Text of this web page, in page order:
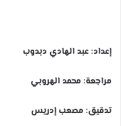
إعداد: عبد الهادي دبدوب
مراجعة: محمد الهروبي
تدقيق: مصعب إدريس